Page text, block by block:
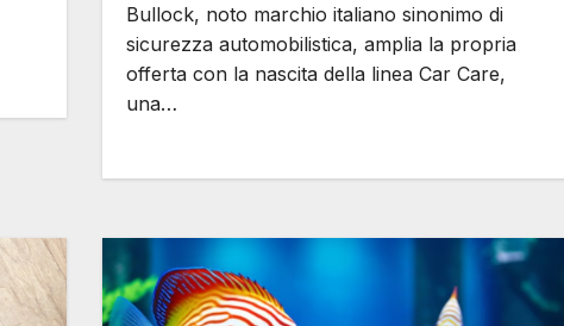
Bullock, noto marchio italiano sinonimo di
sicurezza automobilistica, amplia la propria
offerta con la nascita della linea Car Care,
una…